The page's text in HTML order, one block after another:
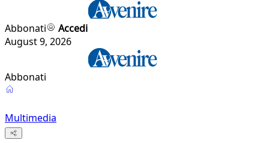
Abbonati
Accedi
August 9, 2026
Abbonati
Multimedia